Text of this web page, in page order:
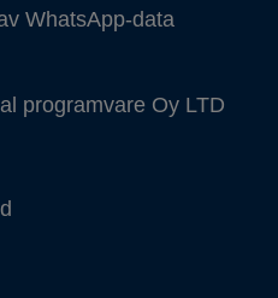
WhatsApp-data
programvare Oy LTD